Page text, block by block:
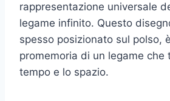
rappresentazione universale
legame infinito. Questo
spesso posizionato sul polso,
promemoria di un legame che
tempo e lo spazio.